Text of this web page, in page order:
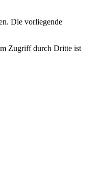
Die vorliegende
Zugriff durch Dritte ist